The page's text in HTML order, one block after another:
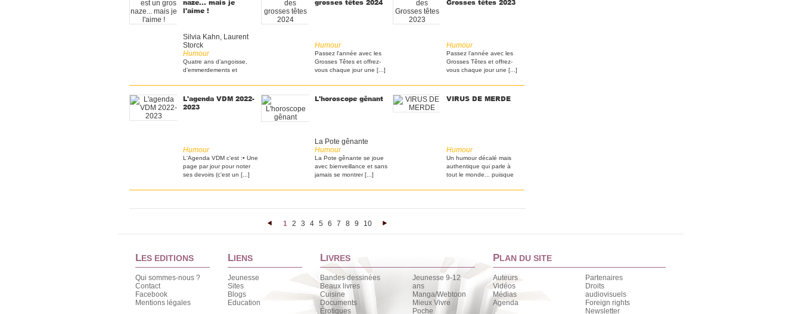
naze... mais je
l'aime !
Silvia Kahn, Laurent
Storck
Humour
Quatre ans d’angoisse,
d’emmerdements et
parents [...]
grosses têtes 2024
Humour
Passez l'­année avec les
Grosses Têtes et offrez-
vous chaque jour une [...]
Grosses têtes 2023
Humour
Passez l’­année avec les
Grosses Têtes et offrez-
vous chaque jour une [...]
L'agenda VDM 2022-
2023
Humour
L'Agenda VDM c'est :• Une
page par jour pour noter
ses devoirs (c'est un [...]
L'horoscope gênant
La Pote gênante
Humour
La Pote gênante se joue
avec bienveillance et sans
jamais se montrer [...]
VIRUS DE MERDE
Humour
Un humour décalé mais
authentique qui parle à
tout le monde... puisque
1 2 3 4 5 6 7 8 9 10
LES EDITIONS
Qui sommes-nous ?
Contact
Facebook
Mentions légales
LIENS
Jeunesse
Sites
Blogs
Education
LIVRES
Bandes dessinées
Beaux livres
Cuisine
Documents
Érotiques
Jeunesse 9-12
ans
Manga/Webtoon
Mieux Vivre
Poche
PLAN DU SITE
Auteurs
Vidéos
Médias
Agenda
Partenaires
Droits
audiovisuels
Foreign rights
Newsletter